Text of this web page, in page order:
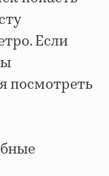
Если
посмотреть